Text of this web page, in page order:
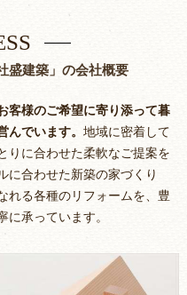
盛建築」の会社概要
客様のご希望に寄り添って暮
でいます。 地域に密着して
りに合わせた柔軟なご提案を
に合わせた新築の家づくり
れる各種のリフォームを、豊
承っています。